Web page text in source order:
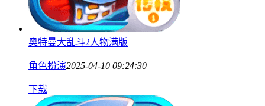
奥特曼大乱斗2人物满版
角色扮演2025-04-10 09:24:30
下载